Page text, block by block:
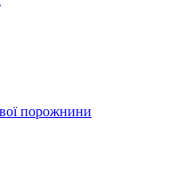
порожнини